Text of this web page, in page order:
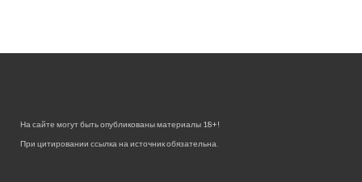
На сайте могут быть опубликованы материалы 18+!
При цитировании ссылка на источник обязательна.